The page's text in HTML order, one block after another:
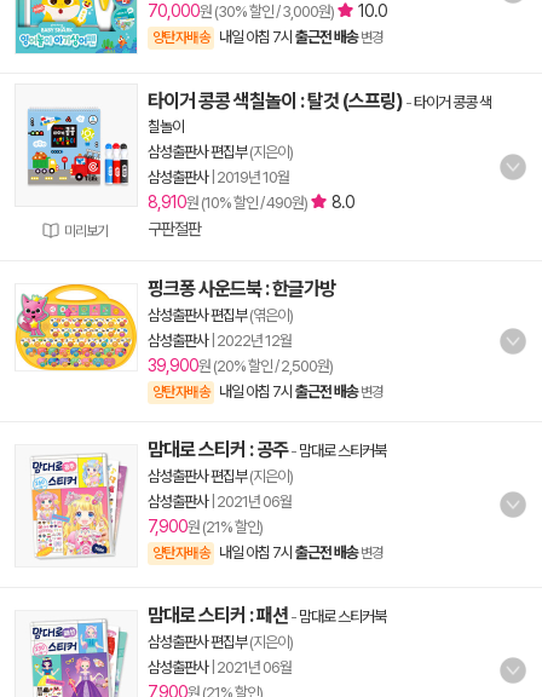
70,000원 (30% 할인 / 3,000원) 10.0
양탄자배송 내일 아침 7시 출근전 배송 변경
미리보기
타이거 콩콩 색칠놀이 : 탈것 (스프링) -타이거 콩콩 색
칠놀이
삼성출판사 편집부(지은이)
삼성출판사| 2019년 10월
8,910원 (10% 할인 / 490원)
8.0
구판절판
핑크퐁 사운드북 : 한글가방
삼성출판사 편집부(엮은이)
삼성출판사| 2022년 12월
39,900원 (20% 할인 / 2,500원)
양탄자배송 내일 아침 7시 출근전 배송 변경
맘대로 스티커 : 공주- 맘대로 스티커북
삼성출판사 편집부(지은이)
삼성출판사| 2021년 06월
7,900원 (21% 할인)
양탄자배송 내일 아침 7시 출근전 배송 변경
맘대로 스티커 : 패션 - 맘대로 스티커북
삼성출판사 편집부(지은이)
삼성출판사| 2021년 06월
7,900원 (21% 할인)